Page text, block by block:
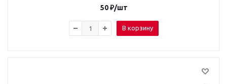
50₽/шт
В корзину